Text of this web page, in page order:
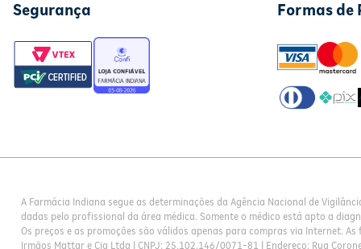
Segurança Formas de
A Farmácia Indiana segue as determinações da Agência Nacional de
dadas pelo profissional da área médica. Somente o médico está apto a
Os preços e as promoções são válidos apenas para compras via Internet.
Irmãos Mattar e Cia Ltda | CNPJ: 25.102.146/0071-81 | Endereço: Rua